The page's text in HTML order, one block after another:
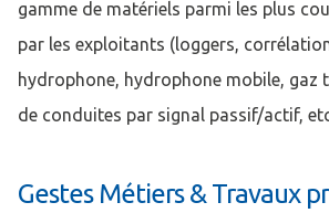
gamme de matériels parmi les plus
par les exploitants (loggers,
hydrophone, hydrophone mobile, gaz
de conduites par signal passif/actif,
Gestes Métiers & Travaux